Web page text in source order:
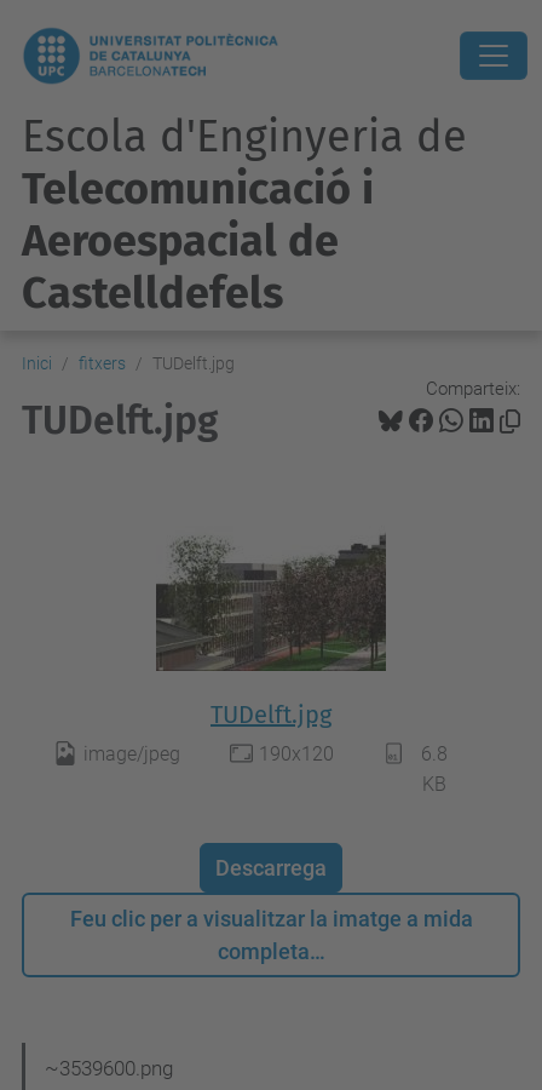
Escola d'Enginyeria de
Telecomunicació i
Aeroespacial de
Castelldefels
Inici fitxers TUDelft.jpg
Comparteix:
TUDelft.jpg
TUDelft.jpg
image/jpeg 190x120
6.8
KB
Descarrega
Feu clic per a visualitzar la imatge a mida
completa…
~3539600.png